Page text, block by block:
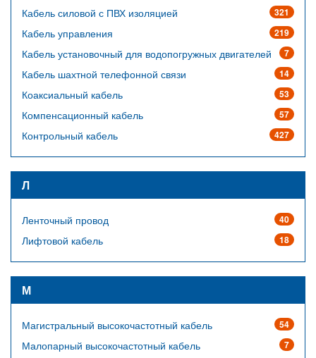
321
Кабель силовой с ПВХ изоляцией
219
Кабель управления
7
Кабель установочный для водопогружных двигателей
14
Кабель шахтной телефонной связи
53
Коаксиальный кабель
57
Компенсационный кабель
427
Контрольный кабель
Л
40
Ленточный провод
18
Лифтовой кабель
М
54
Магистральный высокочастотный кабель
7
Малопарный высокочастотный кабель